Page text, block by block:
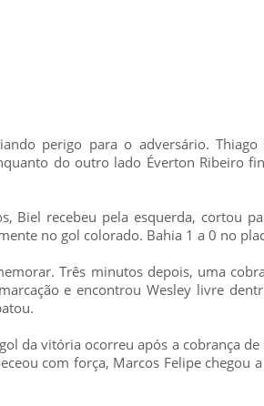
perigo para o adversário.
do outro lado Éverton Ribeiro
Biel recebeu pela esquerda, cortou
no gol colorado. Bahia 1 a 0 no
Três minutos depois, uma
e encontrou Wesley livre
da vitória ocorreu após a cobrança de
com força, Marcos Felipe chegou